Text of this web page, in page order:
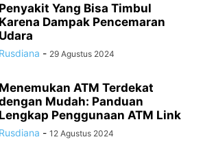
Penyakit Yang Bisa Timbul
Karena Dampak Pencemaran
Udara
Rusdiana - 29 Agustus 2024
Menemukan ATM Terdekat
Mudah: Panduan
Lengkap Penggunaan ATM Link
Rusdiana - 12 Agustus 2024